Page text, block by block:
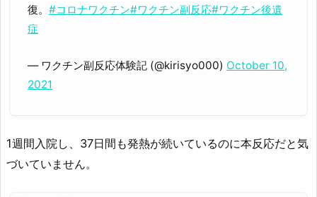
復。 #コロナワクチン#ワクチン副反応#ワクチン後遺
症
— ワクチン副反応体験記 (@kirisyo000) October 10,
2021
1週間入院し、37日間も発熱が続いているのに本反応だと気
づいていません。